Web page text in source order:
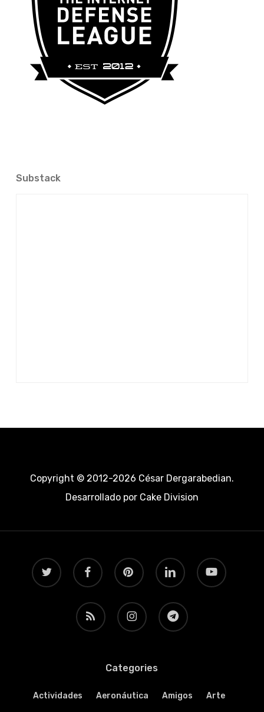
Substack
Copyright © 2012-2026 César Dergarabedian.
Desarrollado porCake Division
twitter facebook pinterest linkedin youtube
RSS instagram telegram
Categories
Actividades Aeronáutica Amigos Arte